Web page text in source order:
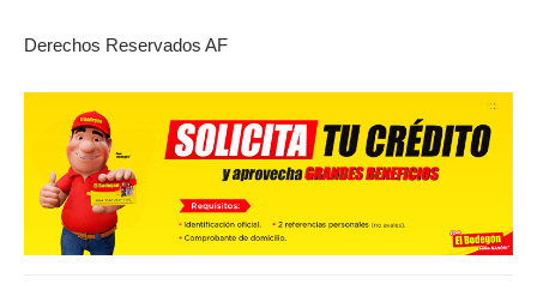
Derechos Reservados AF